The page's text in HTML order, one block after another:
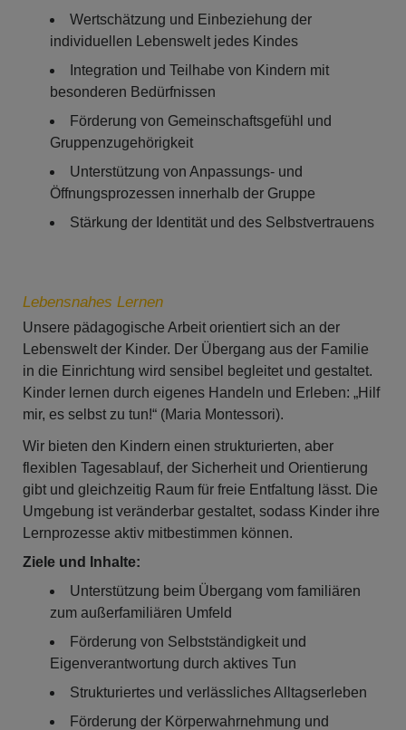
Wertschätzung und Einbeziehung der
individuellen Lebenswelt jedes Kindes
Integration und Teilhabe von Kindern mit
besonderen Bedürfnissen
Förderung von Gemeinschaftsgefühl und
Gruppenzugehörigkeit
Unterstützung von Anpassungs- und
Öffnungsprozessen innerhalb der Gruppe
Stärkung der Identität und des Selbstvertrauens
Lebensnahes Lernen
Unsere pädagogische Arbeit orientiert sich an der
Lebenswelt der Kinder. Der Übergang aus der Familie
in die Einrichtung wird sensibel begleitet und gestaltet.
Kinder lernen durch eigenes Handeln und Erleben: „Hilf
mir, es selbst zu tun!“ (Maria Montessori).
Wir bieten den Kindern einen strukturierten, aber
flexiblen Tagesablauf, der Sicherheit und Orientierung
gibt und gleichzeitig Raum für freie Entfaltung lässt. Die
Umgebung ist veränderbar gestaltet, sodass Kinder ihre
Lernprozesse aktiv mitbestimmen können.
Ziele und Inhalte:
Unterstützung beim Übergang vom familiären
zum außerfamiliären Umfeld
Förderung von Selbstständigkeit und
Eigenverantwortung durch aktives Tun
Strukturiertes und verlässliches Alltagserleben
Förderung der Körperwahrnehmung und